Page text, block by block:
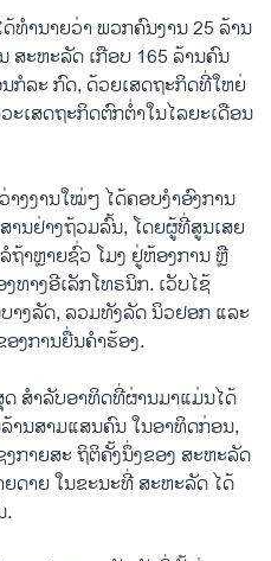
ທຳນາຍວ່າ ພວກຄົນງານ 25 ລ້ານ
ສະຫະລັດ ເກືອບ​ 165 ລ້ານຄົນ
ກໍລະ ກົດ, ດ້ວຍເສດຖະກິດທີ່ໃຫຍ່
ະເສດຖະກິດຕົກຕໍ່າໃນໄລຍະເດືອນ
ງງານໃໝ່ໆ ໄດ້ຄອບງຳອົງການ
ນຢ່າງຖ້ວມລົ້ນ, ໂດຍຜູ້ທີ່ສູນເສຍ
ຖ້າຫຼາຍຊົ່ວ ໂມງ ຢູ່ຫ້ອງການ ຫຼື
ທາງອີເລັກໂທຣນິກ. ເວັບໄຊ້
າງລັດ, ລວມທັງລັດ ນິວຢອກ ແລະ
ງການຍື່ນຄຳຮ້ອງ.
ສຳລັບອາທິດທີ່ຜ່ານມາແມ່ນໄດ້
ານສາມແສນຄົນ ໃນອາທິດກ່ອນ,
ກາຍສະ ຖິຕິຄັ້ງນຶ່ງຂອງ ສະຫະລັດ
ຍດາຍ ໃນຂະນະທີ່ ສະຫະລັດ ໄດ້
.